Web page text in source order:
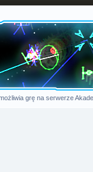
grę na serwerze